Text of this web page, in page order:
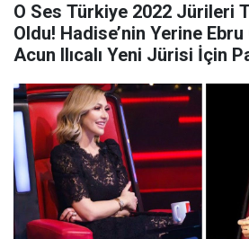
O Ses Türkiye 2022 Jürileri
Oldu! Hadise’nin Yerine
Acun Ilıcalı Yeni Jürisi İçin